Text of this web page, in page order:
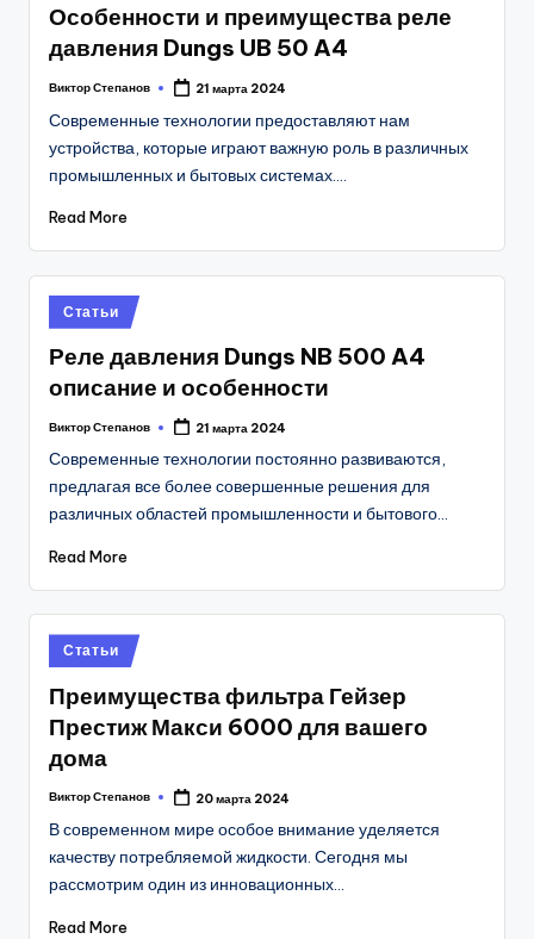
Особенности и преимущества реле
давления Dungs UB 50 A4
Posted
Виктор Степанов 21 марта 2024
Современные технологии предоставляют нам
устройства, которые играют важную роль в различных
промышленных и бытовых системах.…
Read More
Posted
in
Статьи
Реле давления Dungs NB 500 A4
описание и особенности
Posted
Виктор Степанов 21 марта 2024
Современные технологии постоянно развиваются,
предлагая все более совершенные решения для
различных областей промышленности и бытового…
Read More
Posted
in
Статьи
Преимущества фильтра Гейзер
Престиж Макси 6000 для вашего
дома
Posted
Виктор Степанов 20 марта 2024
В современном мире особое внимание уделяется
качеству потребляемой жидкости. Сегодня мы
рассмотрим один из инновационных…
Read More